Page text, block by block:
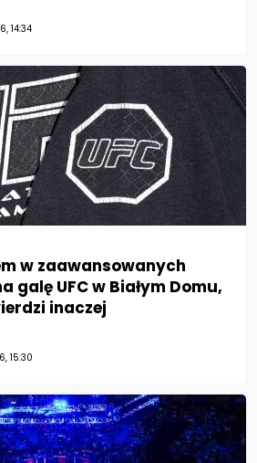
14:34
w zaawansowanych
galę UFC w Białym Domu,
inaczej
15:30